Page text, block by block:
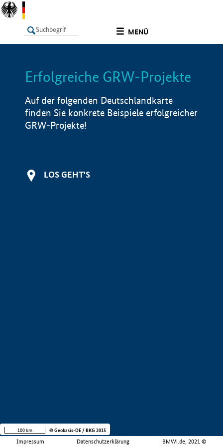
MENÜ
LISTE Info
Erfolgreiche GRW-Projekte
Auf der folgenden Deutschlandkarte
finden Sie konkrete Beispiele erfolgreicher
GRW-Projekte!
LOS GEHT'S
Impressum Datenschutzerklärung BMWi.de, 2021 ©
100 km © Geobasis-DE / BKG 2015